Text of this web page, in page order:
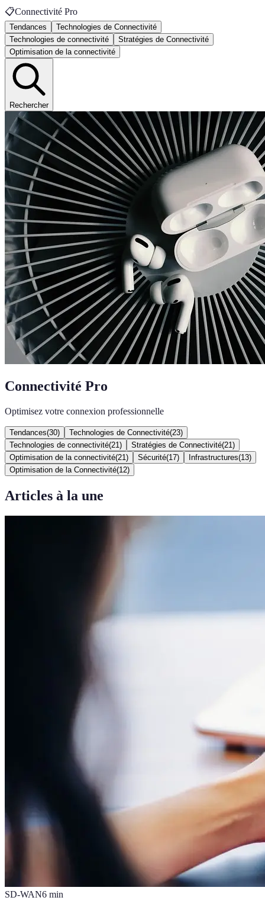
📋Connectivité Pro
Tendances
Technologies de Connectivité
Technologies de connectivité
Stratégies de Connectivité
Optimisation de la connectivité
Rechercher
Connectivité Pro
Optimisez votre connexion professionnelle
Tendances(30) Technologies de Connectivité(23)
Technologies de connectivité(21 ) Stratégies de Connectivité(21 )
Optimisation de la connectivité(21 ) Sécurité(17) Infrastructures(13)
Optimisation de la Connectivité(12)
Articles à la une
SD-WAN6 min